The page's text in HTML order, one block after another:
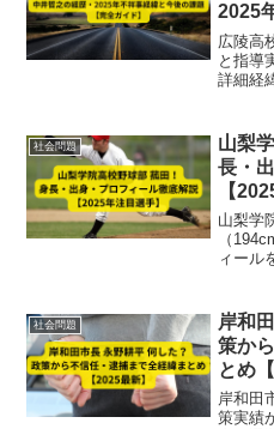
2025
【完
広陵高
と指導
詳細経
ガイド
社会問題
山梨
長・
【
山梨学
（
ィール
社会問題
岸和
策か
とめ
岸和田
策実績